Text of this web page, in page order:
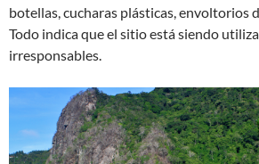
botellas, cucharas plásticas, envoltorios
Todo indica que el sitio está siendo
irresponsables.